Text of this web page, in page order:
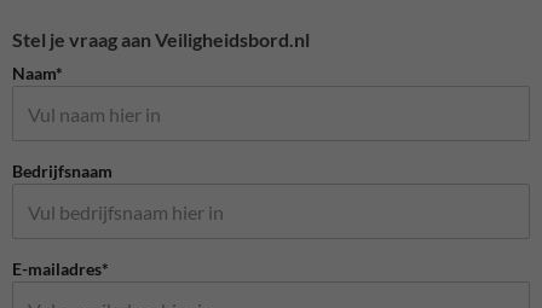
Stel je vraag aan Veiligheidsbord.nl
Naam*
Bedrijfsnaam
E-mailadres*